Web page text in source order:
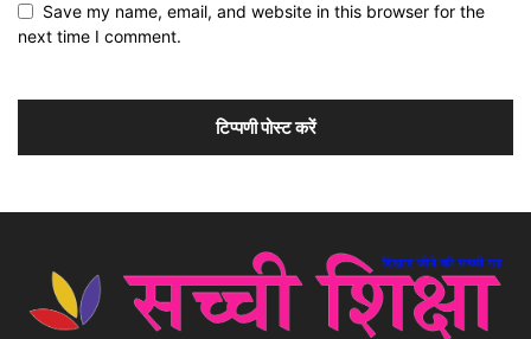
Save my name, email, and website in this browser for the
next time I comment.